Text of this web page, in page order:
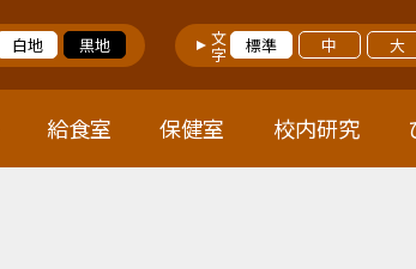
白地 黒地 文字 標準 中 大
給食室 保健室 校内研究